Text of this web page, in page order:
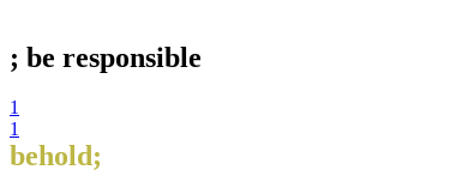
; be responsible
1
1
behold;